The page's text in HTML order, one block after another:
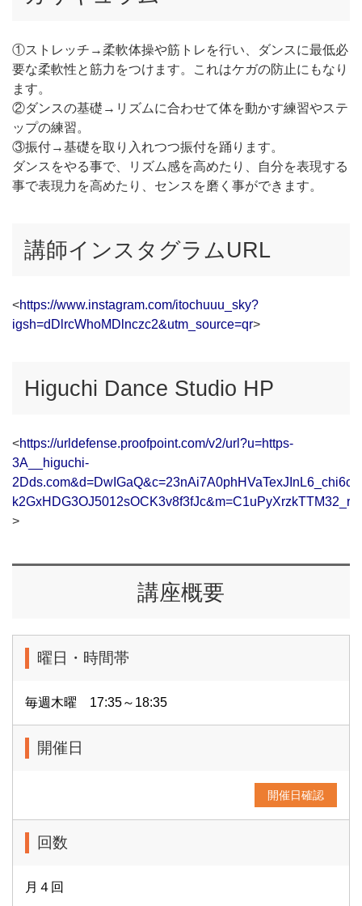
①ストレッチ→柔軟体操や筋トレを行い、ダンスに最低必
要な柔軟性と筋力をつけます。これはケガの防止にもなり
ます。
②ダンスの基礎→リズムに合わせて体を動かす練習やステ
ップの練習。
③振付→基礎を取り入れつつ振付を踊ります。
ダンスをやる事で、リズム感を高めたり、自分を表現する
事で表現力を高めたり、センスを磨く事ができます。
講師インスタグラムURL
<https://www.instagram.com/itochuuu_sky?
igsh=dDlrcWhoMDlnczc2&utm_source=qr>
Higuchi Dance Studio HP
<https://urldefense.proofpoint.com/v2/url?u=https-
3A__higuchi-
>
講座概要
曜日・時間帯
毎週木曜 17:35～18:35
開催日
開催日確認
回数
月４回